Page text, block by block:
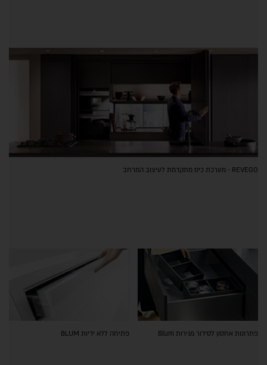
REVEGO - מערכת כיס מתקדמת לעיצוב המרחב
פתרונות אחסון לסידור מגירות Blum פתיחה ללא ידיות BLUM